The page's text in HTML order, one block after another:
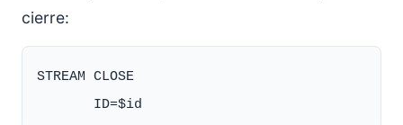
cierre:
STREAM CLOSE